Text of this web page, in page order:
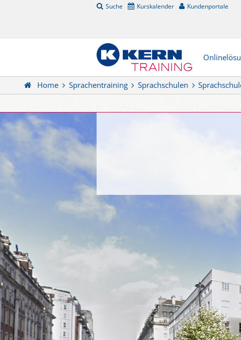
Suche Kurskalender
Kundenportale
Home Sprachentraining Sprachschulen